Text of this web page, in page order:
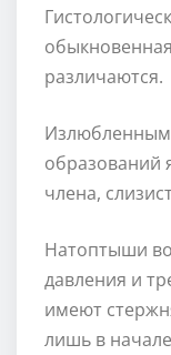
различаются.
образований
члена,
Натоптыши
давления и
имеют
лишь в